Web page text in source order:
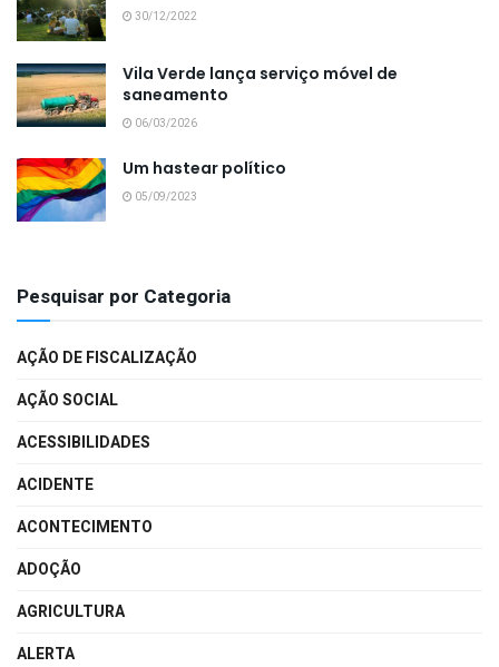
30/12/2022
Vila Verde lança serviço móvel de
saneamento
06/03/2026
Um hastear político
05/09/2023
Pesquisar por Categoria
AÇÃO DE FISCALIZAÇÃO
AÇÃO SOCIAL
ACESSIBILIDADES
ACIDENTE
ACONTECIMENTO
ADOÇÃO
AGRICULTURA
ALERTA